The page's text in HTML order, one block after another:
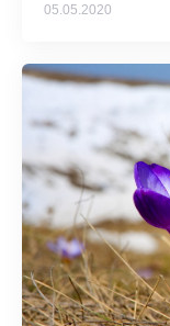
05.05.2020